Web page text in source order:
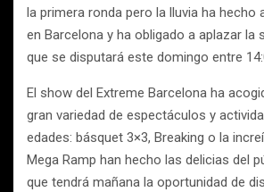
la primera ronda pero la lluvia ha hecho
en Barcelona y ha obligado a aplazar la
que se disputará este domingo entre
El show del Extreme Barcelona ha
gran variedad de espectáculos y
edades: básquet 3×3, Breaking o la
Mega Ramp han hecho las delicias del
que tendrá mañana la oportunidad de